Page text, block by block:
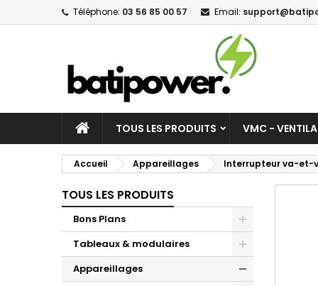
Téléphone: 03 56 85 00 57 Email:
TOUS LES PRODUITS VMC -
Accueil Appareillages Interrupteur va-et-
TOUS LES PRODUITS
Bons Plans
Tableaux & modulaires
Appareillages